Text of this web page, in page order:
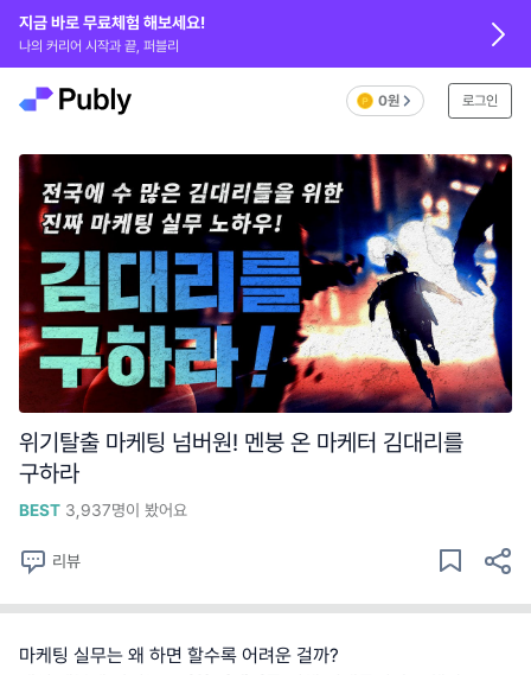
0원 로그인
지금 바로 무료체험 해보세요!
나의 커리어 시작과 끝, 퍼블리
위기탈출 마케팅 넘버원! 멘붕 온 마케터 김대리를
구하라
BEST 3,937명이 봤어요
리뷰
마케팅 실무는 왜 하면 할수록 어려운 걸까?